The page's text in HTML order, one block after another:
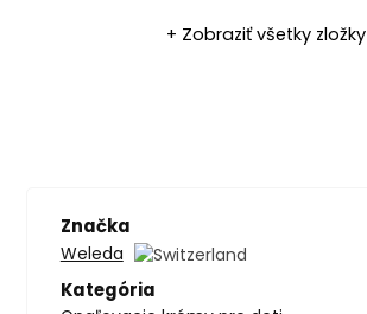
+ Zobraziť všetky zložky
Značka
Weleda
Kategória